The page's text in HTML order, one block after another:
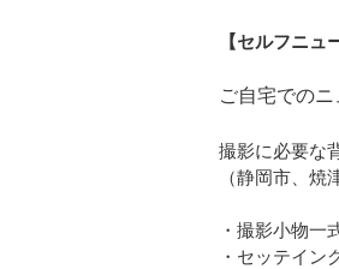
【セルフニュ
ご自宅での
撮影に必要な
（静岡市、
・撮影小物一
・セッテイン